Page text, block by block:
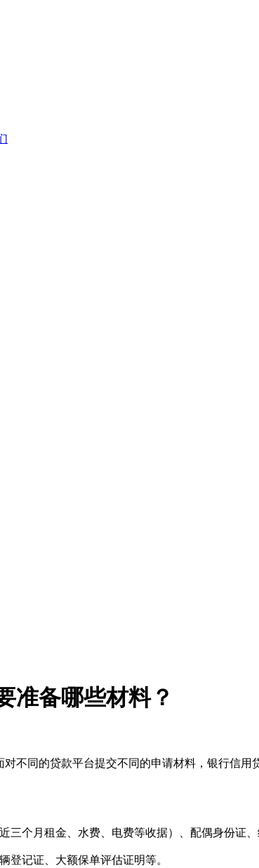
准备哪些材料？
不同的贷款平台提交不同的申请材料，银行信
三个月租金、水费、电费等收据）、配偶身份证、
登记证、大额保单评估证明等。